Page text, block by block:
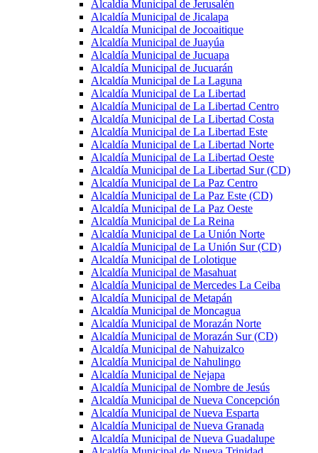
Alcaldía Municipal de Jerusalén
Alcaldía Municipal de Jicalapa
Alcaldía Municipal de Jocoaitique
Alcaldía Municipal de Juayúa
Alcaldía Municipal de Jucuapa
Alcaldía Municipal de Jucuarán
Alcaldía Municipal de La Laguna
Alcaldía Municipal de La Libertad
Alcaldía Municipal de La Libertad Centro
Alcaldía Municipal de La Libertad Costa
Alcaldía Municipal de La Libertad Este
Alcaldía Municipal de La Libertad Norte
Alcaldía Municipal de La Libertad Oeste
Alcaldía Municipal de La Libertad Sur (CD)
Alcaldía Municipal de La Paz Centro
Alcaldía Municipal de La Paz Este (CD)
Alcaldía Municipal de La Paz Oeste
Alcaldía Municipal de La Reina
Alcaldía Municipal de La Unión Norte
Alcaldía Municipal de La Unión Sur (CD)
Alcaldía Municipal de Lolotique
Alcaldía Municipal de Masahuat
Alcaldía Municipal de Mercedes La Ceiba
Alcaldía Municipal de Metapán
Alcaldía Municipal de Moncagua
Alcaldía Municipal de Morazán Norte
Alcaldía Municipal de Morazán Sur (CD)
Alcaldía Municipal de Nahuizalco
Alcaldía Municipal de Nahulingo
Alcaldía Municipal de Nejapa
Alcaldía Municipal de Nombre de Jesús
Alcaldía Municipal de Nueva Concepción
Alcaldía Municipal de Nueva Esparta
Alcaldía Municipal de Nueva Granada
Alcaldía Municipal de Nueva Guadalupe